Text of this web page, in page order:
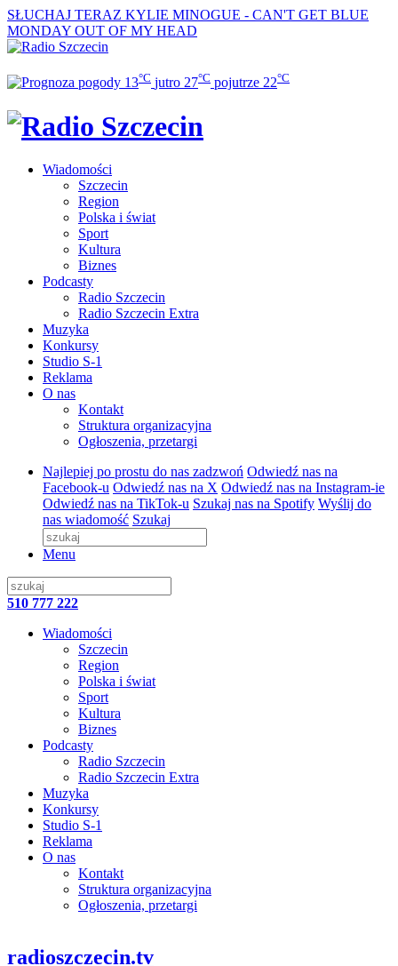
SŁUCHAJ TERAZ KYLIE MINOGUE - CAN'T GET BLUE
MONDAY OUT OF MY HEAD
13°C jutro 27°C pojutrze 22°C
Wiadomości
Szczecin
Region
Polska i świat
Sport
Kultura
Biznes
Podcasty
Radio Szczecin
Radio Szczecin Extra
Muzyka
Konkursy
Studio S-1
Reklama
O nas
Kontakt
Struktura organizacyjna
Ogłoszenia, przetargi
Najlepiej po prostu do nas zadzwoń Odwiedź nas na
Facebook-u Odwiedź nas na X Odwiedź nas na Instagram-ie
Odwiedź nas na TikTok-u Szukaj nas na Spotify Wyślij do
nas wiadomość Szukaj
Menu
510 777 222
Wiadomości
Szczecin
Region
Polska i świat
Sport
Kultura
Biznes
Podcasty
Radio Szczecin
Radio Szczecin Extra
Muzyka
Konkursy
Studio S-1
Reklama
O nas
Kontakt
Struktura organizacyjna
Ogłoszenia, przetargi
radioszczecin.tv